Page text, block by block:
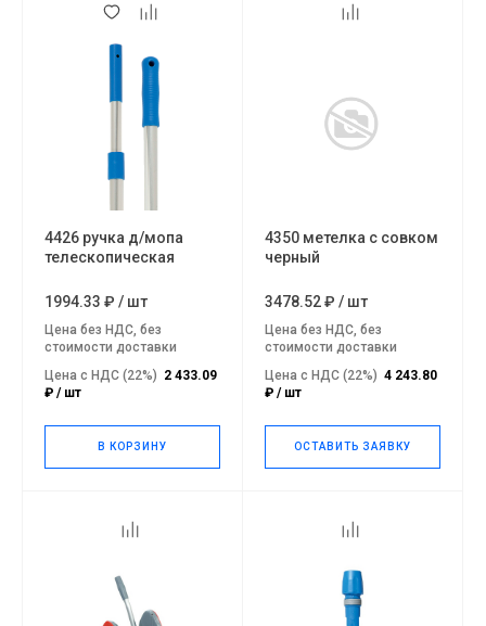
4426 ручка д/мопа
телескопическая
1994.33 ₽ / шт
Цена без НДС, без
стоимости доставки
Цена с НДС (22%) 2 433.09
₽ / шт
В КОРЗИНУ
4350 метелка с совком
черный
3478.52 ₽ / шт
Цена без НДС, без
стоимости доставки
Цена с НДС (22%) 4 243.80
₽ / шт
ОСТАВИТЬ ЗАЯВКУ